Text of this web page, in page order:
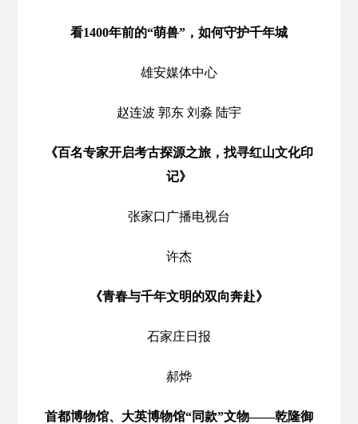
看1400年前的“萌兽”，如何守护千年城
雄安媒体中心
赵连波 郭东 刘淼 陆宇
《百名专家开启考古探源之旅，找寻红山文化印
记》
张家口广播电视台
许杰
《青春与千年文明的双向奔赴》
石家庄日报
郝烨
首都博物馆、大英博物馆“同款”文物——乾隆御